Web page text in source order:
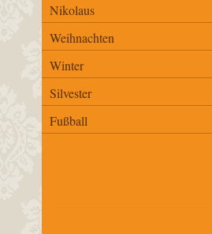
Nikolaus
Weihnachten
Winter
Silvester
Fußball